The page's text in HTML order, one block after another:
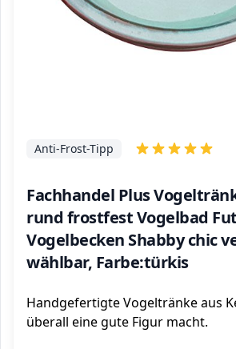
Fachhandel Plus
rund frostfest Vogelbad
Vogelbecken Shabby chic
wählbar, Farbe:türkis
Anti-Frost-Tipp
Handgefertigte Vogeltränke aus
überall eine gute Figur macht.